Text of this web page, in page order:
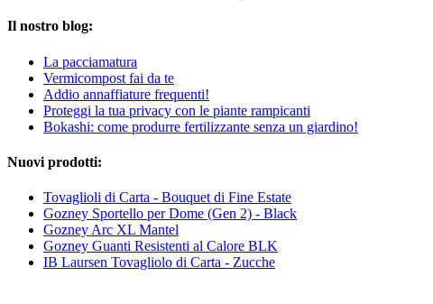
Il nostro blog:
La pacciamatura
Vermicompost fai da te
Addio annaffiature frequenti!
Proteggi la tua privacy con le piante rampicanti
Bokashi: come produrre fertilizzante senza un giardino!
Nuovi prodotti:
Tovaglioli di Carta - Bouquet di Fine Estate
Gozney Sportello per Dome (Gen 2) - Black
Gozney Arc XL Mantel
Gozney Guanti Resistenti al Calore BLK
IB Laursen Tovagliolo di Carta - Zucche